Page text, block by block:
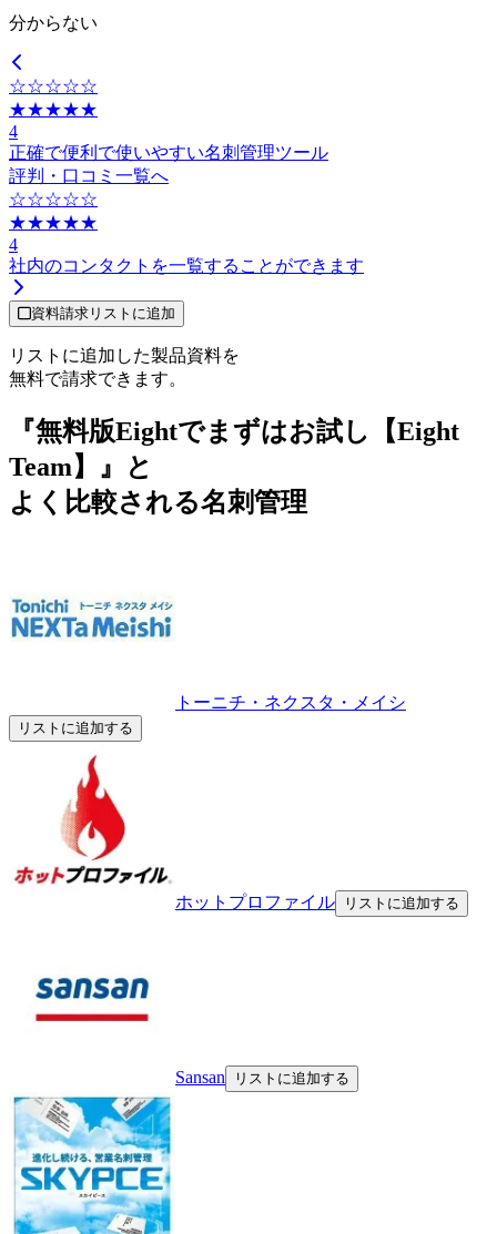
分からない
☆☆☆☆☆
★★★★★
4
正確で便利で使いやすい名刺管理ツール
評判・口コミ一覧へ
☆☆☆☆☆
★★★★★
4
社内のコンタクトを一覧することができます
資料請求リストに追加
リストに追加した製品資料を
無料で請求できます。
『無料版Eightでまずはお試し【Eight
Team】』と
よく比較される名刺管理
トーニチ・ネクスタ・メイシ
リストに追加する
ホットプロファイル リストに追加する
Sansan リストに追加する